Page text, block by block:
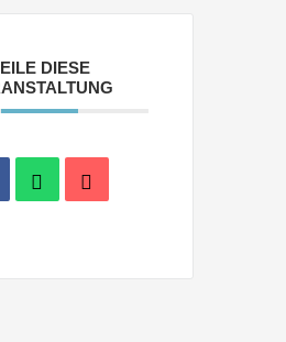
DIESE